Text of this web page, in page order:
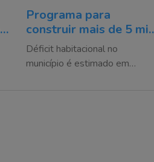
Programa para
construir mais de 5 mil
moradias populares é
apresentado em Itajaí
Déficit habitacional no
município é estimado em